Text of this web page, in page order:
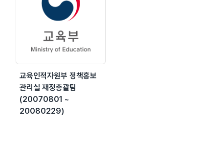
교육인적자원부 정책홍보
관리실 재정총괄팀
(20070801 ~
20080229)